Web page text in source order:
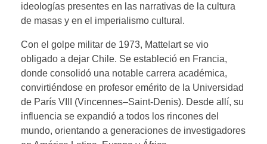
ideologías presentes en las narrativas de la cultura
de masas y en el imperialismo cultural.
Con el golpe militar de 1973, Mattelart se vio
obligado a dejar Chile. Se estableció en Francia,
donde consolidó una notable carrera académica,
convirtiéndose en profesor emérito de la Universidad
de París VIII (Vincennes–Saint-Denis). Desde allí, su
influencia se expandió a todos los rincones del
mundo, orientando a generaciones de investigadores